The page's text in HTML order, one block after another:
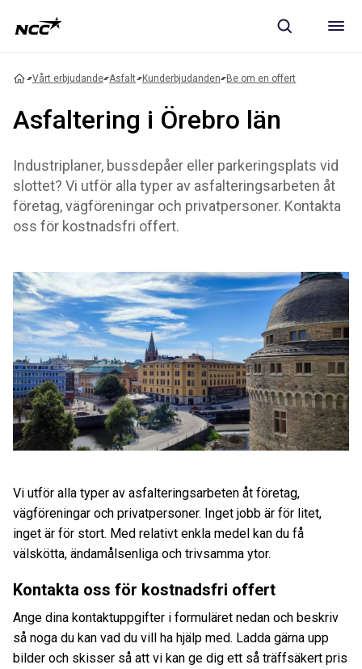
Vårt erbjudande Asfalt Kunderbjudanden Be om en offert
Asfaltering i Örebro län
Industriplaner, bussdepåer eller parkeringsplats vid
slottet? Vi utför alla typer av asfalteringsarbeten åt
företag, vägföreningar och privatpersoner. Kontakta
oss för kostnadsfri offert.
Vi utför alla typer av asfalteringsarbeten åt företag,
vägföreningar och privatpersoner. Inget jobb är för litet,
inget är för stort. Med relativt enkla medel kan du få
välskötta, ändamålsenliga och trivsamma ytor.
Kontakta oss för kostnadsfri offert
Ange dina kontaktuppgifter i formuläret nedan och beskriv
så noga du kan vad du vill ha hjälp med. Ladda gärna upp
bilder och skisser så att vi kan ge dig ett så träffsäkert pris